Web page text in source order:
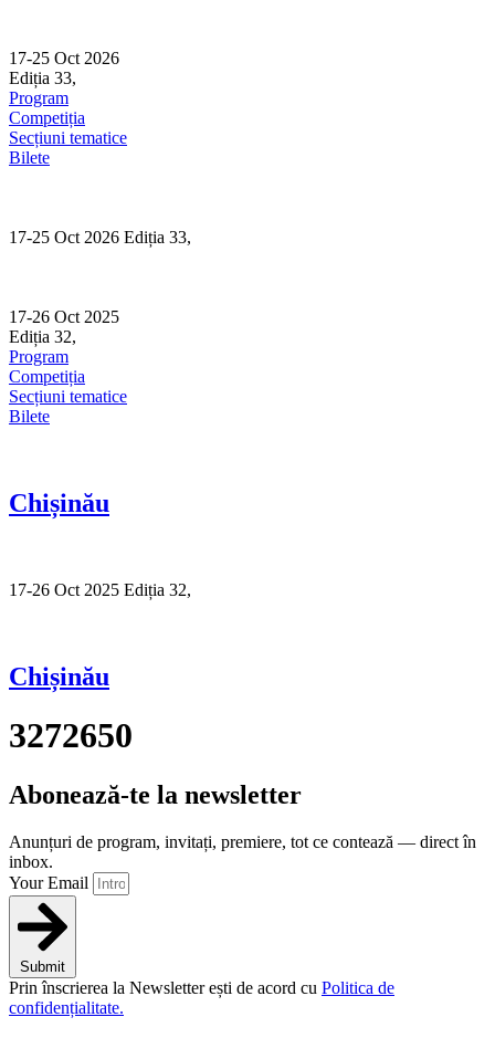
content
17-25 Oct 2026
Ediția 33,
Program
Competiția
Secțiuni tematice
Bilete
17-25 Oct 2026 Ediția 33,
17-26 Oct 2025
Ediția 32,
Program
Competiția
Secțiuni tematice
Bilete
Chișinău
17-26 Oct 2025 Ediția 32,
Chișinău
3272650
Abonează-te la newsletter
Anunțuri de program, invitați, premiere, tot ce contează — direct în
inbox.
Your Email
Submit
Prin înscrierea la Newsletter ești de acord cu Politica de
confidențialitate.